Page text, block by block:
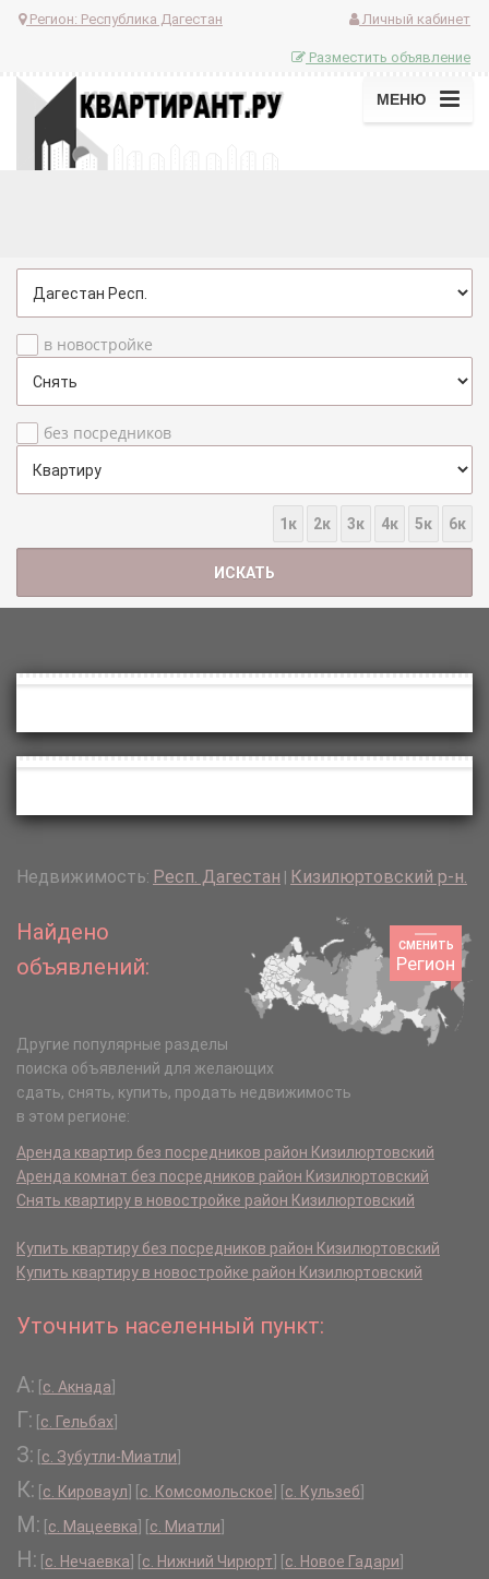
Регион: Республика Дагестан Личный кабинет
Разместить объявление
МЕНЮ
в новостройке
без посредников
1к 2к 3к 4к 5к 6к
Недвижимость: Респ. Дагестан Кизилюртовский р-н.
СМЕНИТЬ
Регион
Найдено
объявлений:
Другие популярные разделы
поиска объявлений для желающих
сдать, снять, купить, продать недвижимость
в этом регионе:
Аренда квартир без посредников район Кизилюртовский
Аренда комнат без посредников район Кизилюртовский
Снять квартиру в новостройке район Кизилюртовский
Купить квартиру без посредников район Кизилюртовский
Купить квартиру в новостройке район Кизилюртовский
Уточнить населенный пункт:
А: с. Акнада
Г: с. Гельбах
З: с. Зубутли-Миатли
К: с. Кироваул с. Комсомольское с. Кульзеб
М: с. Мацеевка с. Миатли
Н: с. Нечаевка с. Нижний Чирюрт с. Новое Гадари